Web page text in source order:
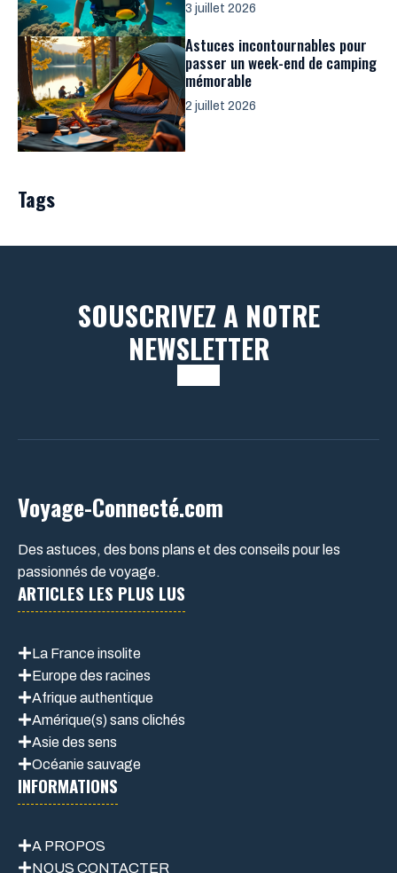
3 juillet 2026
Astuces incontournables pour
passer un week-end de camping
mémorable
2 juillet 2026
Tags
SOUSCRIVEZ A NOTRE
NEWSLETTER
Voyage-Connecté.com
Des astuces, des bons plans et des conseils pour les
passionnés de voyage.
ARTICLES LES PLUS LUS
La France insolite
Europe des racines
Afrique authentique
Amérique(s) sans clichés
Asie des sens
Océanie sauvage
INFORMATIONS
A PROPOS
NOUS CONTACTER